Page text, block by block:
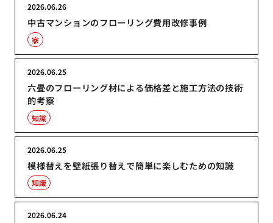
中古マンションのフローリング費用改修事例
2026.06.26
家
六畳のフローリング材による価格差と施工方法の技術
的考察
2026.06.25
知識
模様替えを壁紙張り替えで簡単に楽しむための知識
2026.06.25
知識
2026.06.24